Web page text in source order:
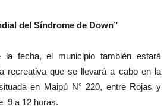
del Síndrome de Down”
la fecha, el municipio también estará
recreativa que se llevará a cabo en la
en Maipú N° 220, entre Rojas y
9 a 12 horas.